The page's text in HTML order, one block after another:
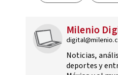
Milenio
Noticias,
deportes y